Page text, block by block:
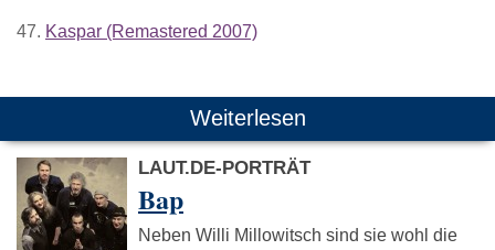
47. Kaspar (Remastered 2007)
Weiterlesen
LAUT.DE-PORTRÄT
Bap
Neben Willi Millowitsch sind sie wohl die